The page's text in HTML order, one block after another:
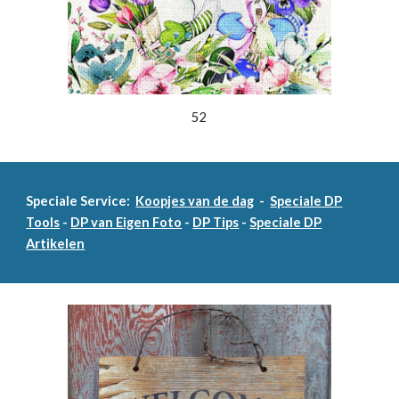
52
Speciale Service: Koopjes van de dag -Speciale DP
Tools - DP van Eigen Foto - DP Tips -Speciale DP
Artikelen